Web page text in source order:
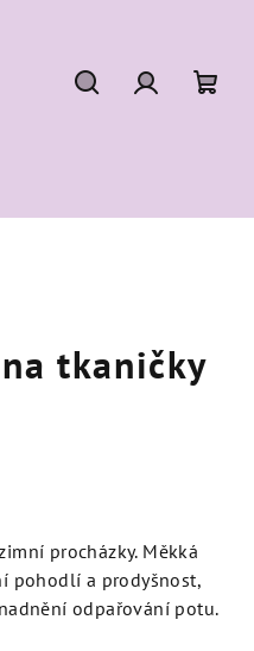
tkaničky
procházky. Měkká
pohodlí a prodyšnost,
odpařování potu.